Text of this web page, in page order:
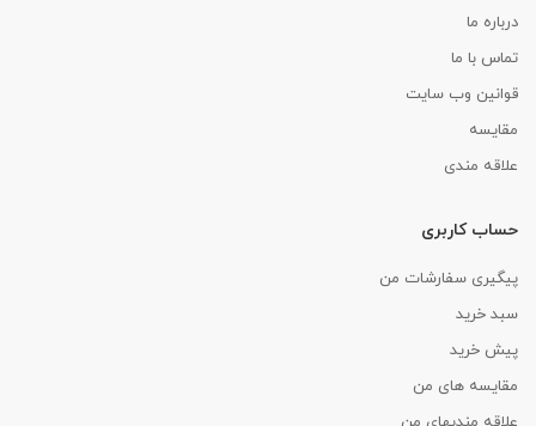
درباره ما
تماس با ما
قوانین وب سایت
مقایسه
علاقه مندی
حساب کاربری
پیگیری سفارشات من
سبد خرید
پیش خرید
مقایسه های من